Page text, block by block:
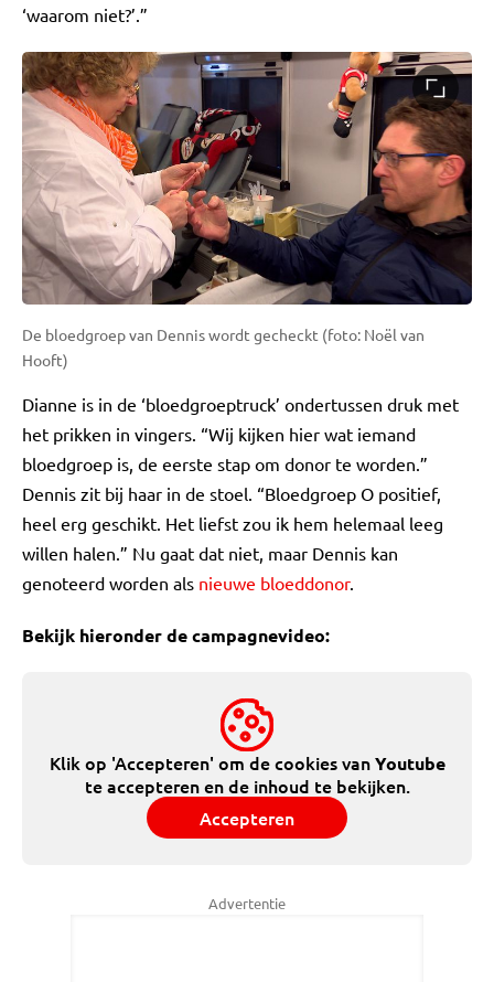
‘waarom niet?’.”
De bloedgroep van Dennis wordt gecheckt (foto: Noël van
Hooft)
Dianne is in de ‘bloedgroeptruck’ ondertussen druk met
het prikken in vingers. “Wij kijken hier wat iemand
bloedgroep is, de eerste stap om donor te worden.”
Dennis zit bij haar in de stoel. “Bloedgroep O positief,
heel erg geschikt. Het liefst zou ik hem helemaal leeg
willen halen.” Nu gaat dat niet, maar Dennis kan
genoteerd worden als nieuwe bloeddonor.
Bekijk hieronder de campagnevideo:
Klik op 'Accepteren' om de cookies vanYoutube
te accepteren en de inhoud te bekijken.
Accepteren
Advertentie